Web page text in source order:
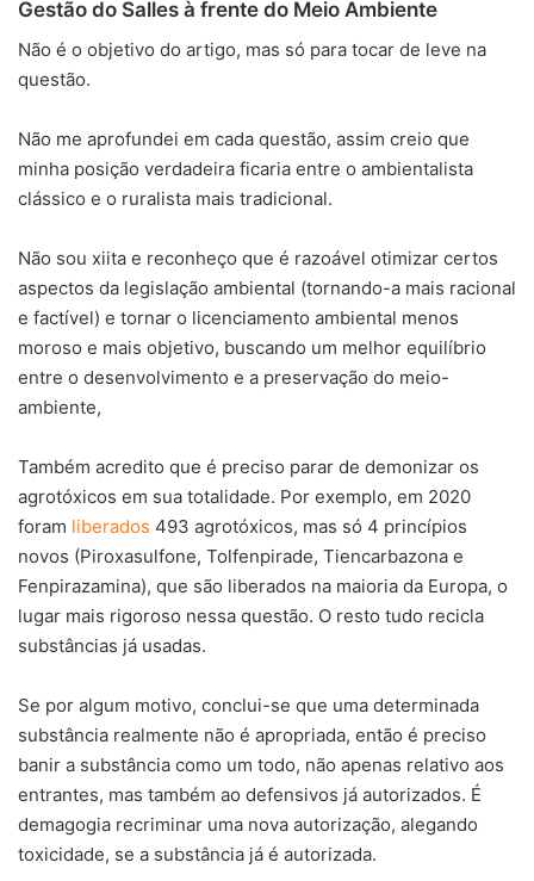
Gestão do Salles à frente do Meio Ambiente
Não é o objetivo do artigo, mas só para tocar de leve na
questão.
Não me aprofundei em cada questão, assim creio que
minha posição verdadeira ficaria entre o ambientalista
clássico e o ruralista mais tradicional.
Não sou xiita e reconheço que é razoável otimizar certos
aspectos da legislação ambiental (tornando-a mais racional
e factível) e tornar o licenciamento ambiental menos
moroso e mais objetivo, buscando um melhor equilíbrio
entre o desenvolvimento e a preservação do meio-
ambiente,
Também acredito que é preciso parar de demonizar os
agrotóxicos em sua totalidade. Por exemplo, em 2020
foram liberados 493 agrotóxicos, mas só 4 princípios
novos (Piroxasulfone, Tolfenpirade, Tiencarbazona e
Fenpirazamina), que são liberados na maioria da Europa, o
lugar mais rigoroso nessa questão. O resto tudo recicla
substâncias já usadas.
Se por algum motivo, conclui-se que uma determinada
substância realmente não é apropriada, então é preciso
banir a substância como um todo, não apenas relativo aos
entrantes, mas também ao defensivos já autorizados. É
demagogia recriminar uma nova autorização, alegando
toxicidade, se a substância já é autorizada.